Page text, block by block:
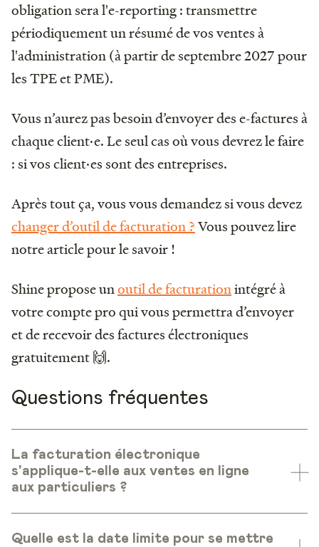
obligation sera l'e-reporting : transmettre
périodiquement un résumé de vos ventes à
l'administration (à partir de septembre 2027 pour
les TPE et PME).
Vous n’aurez pas besoin d’envoyer des e-factures à
chaque client·e. Le seul cas où vous devrez le faire
: si vos client·es sont des entreprises.
Après tout ça, vous vous demandez si vous devez
changer d’outil de facturation ?Vous pouvez lire
notre article pour le savoir !
Shine propose unoutil de facturationintégré à
votre compte pro qui vous permettra d’envoyer
et de recevoir des factures électroniques
gratuitement 🙌.
Questions fréquentes
La facturation électronique
s'applique-t-elle aux ventes en ligne
aux particuliers ?
Quelle est la date limite pour se mettre